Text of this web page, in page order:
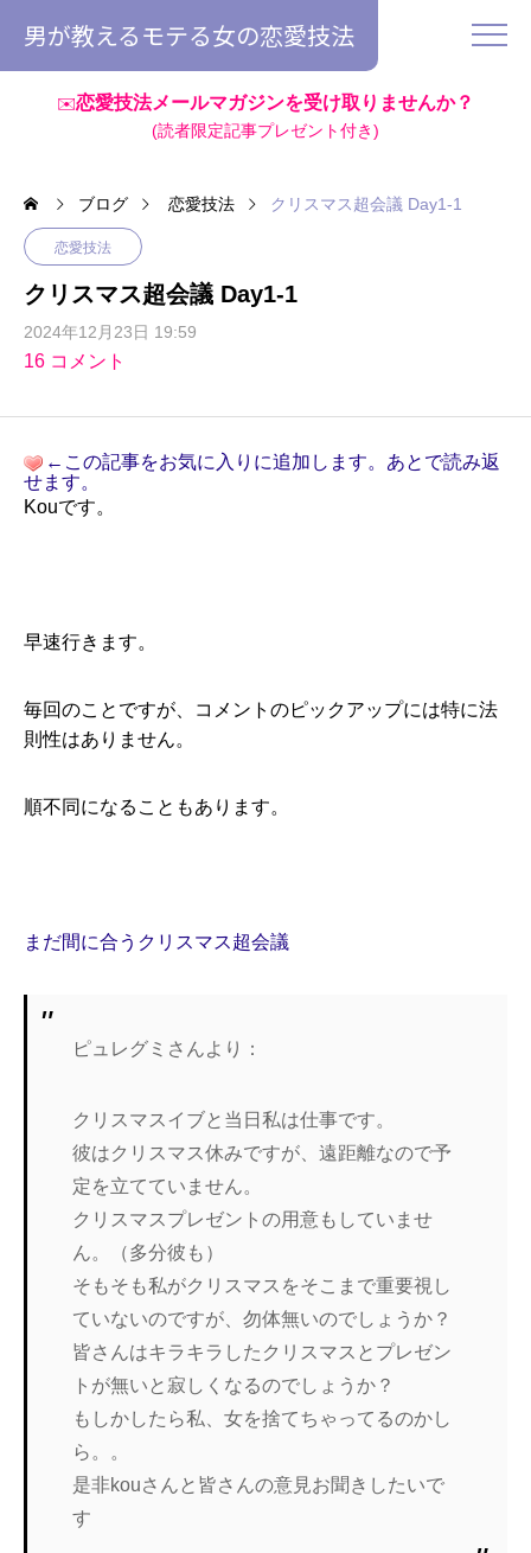
男が教えるモテる女の恋愛技法
✉️恋愛技法メールマガジンを受け取りませんか？
(読者限定記事プレゼント付き)
ブログ 恋愛技法 クリスマス超会議 Day1-1
恋愛技法
クリスマス超会議 Day1-1
2024年12月23日 19:59
16 コメント
←この記事をお気に入りに追加します。あとで読み返
せます。
Kouです。
早速行きます。
毎回のことですが、コメントのピックアップには特に法
則性はありません。
順不同になることもあります。
まだ間に合うクリスマス超会議
ピュレグミさんより：
クリスマスイブと当日私は仕事です。
彼はクリスマス休みですが、遠距離なので予
定を立てていません。
クリスマスプレゼントの用意もしていませ
ん。（多分彼も）
そもそも私がクリスマスをそこまで重要視し
ていないのですが、勿体無いのでしょうか？
皆さんはキラキラしたクリスマスとプレゼン
トが無いと寂しくなるのでしょうか？
もしかしたら私、女を捨てちゃってるのかし
ら。。
是非kouさんと皆さんの意見お聞きしたいで
す